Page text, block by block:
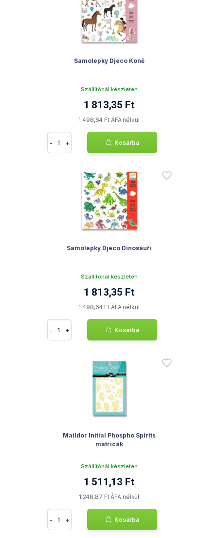
Samolepky Djeco Koně
Szállítónál készleten
1 813,35 Ft
1 498,64 Ft ÁFA nélkül
- + Kosárba
Samolepky Djeco Dinosauři
Szállítónál készleten
1 813,35 Ft
1 498,64 Ft ÁFA nélkül
- + Kosárba
Maildor Initial Phospho Spirits
matricák
Szállítónál készleten
1 511,13 Ft
1 248,87 Ft ÁFA nélkül
- + Kosárba